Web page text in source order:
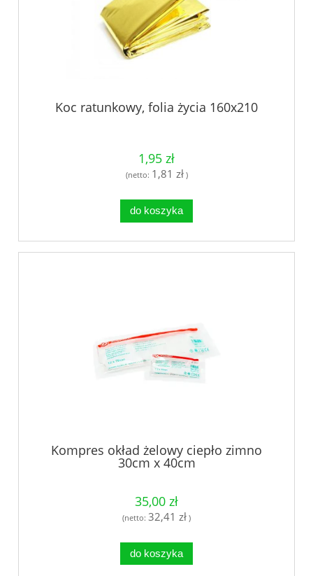
Koc ratunkowy, folia życia 160x210
1,95 zł
(netto: 1,81 zł)
do koszyka
Kompres okład żelowy ciepło zimno
30cm x 40cm
35,00 zł
(netto: 32,41 zł )
do koszyka